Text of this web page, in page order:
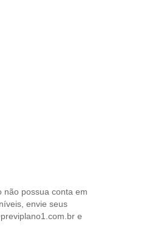
não possua conta em
envie seus
e